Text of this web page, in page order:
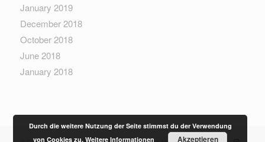
January 2019
December 2018
October 2018
June 2018
January 2018
Durch die weitere Nutzung der Seite stimmst du der Verwendung
von Cookies zu.Weitere Informationen Akzeptieren